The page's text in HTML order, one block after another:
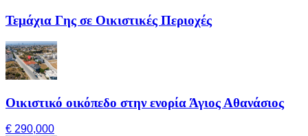
Τεμάχια Γης σε Οικιστικές Περιοχές
Οικιστικό οικόπεδο στην ενορία Άγιος Αθανάσιος
€ 290,000